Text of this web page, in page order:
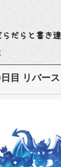
だらと書き連
目 リバー